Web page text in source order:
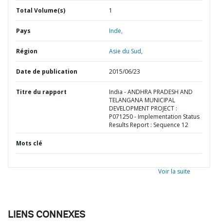
Total Volume(s) 1
Pays Inde,
Région Asie du Sud,
Date de publication 2015/06/23
Titre du rapport
India - ANDHRA PRADESH AND
TELANGANA MUNICIPAL
DEVELOPMENT PROJECT :
P071250 - Implementation Status
Results Report : Sequence 12
Mots clé
Voir la suite
LIENS CONNEXES